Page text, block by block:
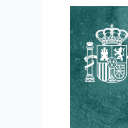
28
DE
SEPTIEMBRE
2025.
NUEVA
ACTIVIDAD
EN
EL